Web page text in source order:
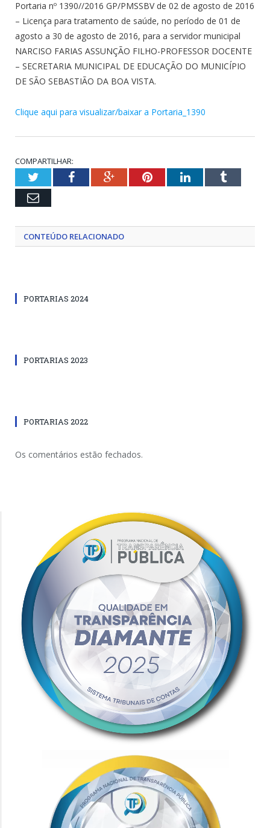
Portaria nº 1390//2016 GP/PMSSBV de 02 de agosto de 2016
– Licença para tratamento de saúde, no período de 01 de
agosto a 30 de agosto de 2016, para a servidor municipal
NARCISO FARIAS ASSUNÇÃO FILHO-PROFESSOR DOCENTE
– SECRETARIA MUNICIPAL DE EDUCAÇÃO DO MUNICÍPIO
DE SÃO SEBASTIÃO DA BOA VISTA.
Clique aqui para visualizar/baixar a Portaria_1390
COMPARTILHAR:
TwitterFacebookGoogle+PinterestLinkedInTumblr
Email
CONTEÚDO RELACIONADO
PORTARIAS 2024
PORTARIAS 2023
PORTARIAS 2022
Os comentários estão fechados.